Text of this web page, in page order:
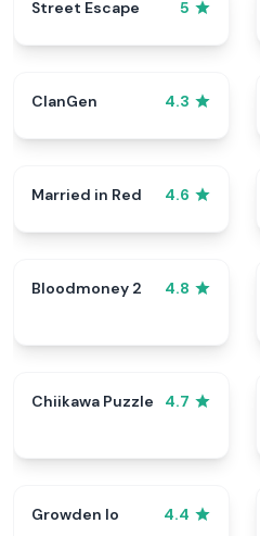
Street Escape 5
ClanGen 4.3
Married in Red 4.6
Bloodmoney 2 4.8
Chiikawa Puzzle 4.7
Growden Io 4.4